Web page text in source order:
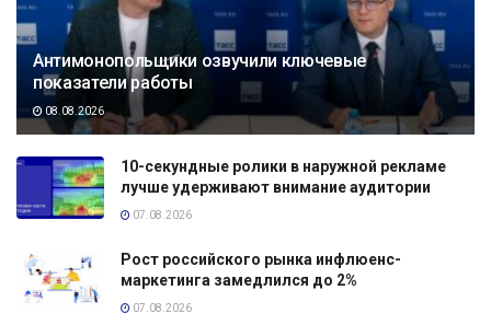
Антимонопольщики озвучили ключевые
показатели работы
08.08.2026
10-секундные ролики в наружной рекламе
лучше удерживают внимание аудитории
07.08.2026
Рост российского рынка инфлюенс-
маркетинга замедлился до 2%
07.08.2026